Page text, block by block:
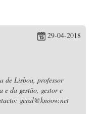
29-04-2018
de Lisboa, professor
e da gestão, gestor e
geral@knoow.net